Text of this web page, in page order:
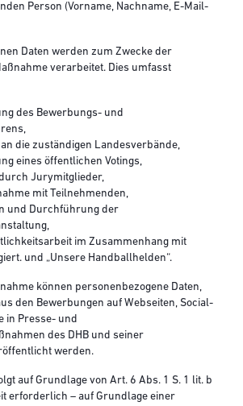
Person (Vorname, Nachname, E-Mail-
Daten werden zum Zwecke der
verarbeitet. Dies umfasst
des Bewerbungs- und
die zuständigen Landesverbände,
eines öffentlichen Votings,
Jurymitglieder,
mit Teilnehmenden,
und Durchführung der
im Zusammenhang mit
und „Unsere Handballhelden“.
können personenbezogene Daten,
den Bewerbungen auf Webseiten, Social-
in Presse- und
des DHB und seiner
werden.
auf Grundlage von Art. 6 Abs. 1 S. 1 lit. b
erforderlich – auf Grundlage einer